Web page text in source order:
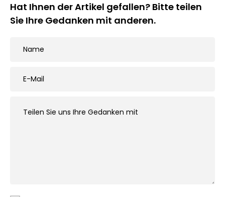
Hat Ihnen der Artikel gefallen? Bitte teilen
Sie Ihre Gedanken mit anderen.